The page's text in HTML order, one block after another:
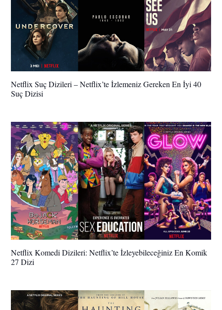
Netflix Suç Dizileri – Netflix’te İzlemeniz Gereken En İyi 40
Suç Dizisi
Netflix Komedi Dizileri: Netflix’te İzleyebileceğiniz En Komik
27 Dizi